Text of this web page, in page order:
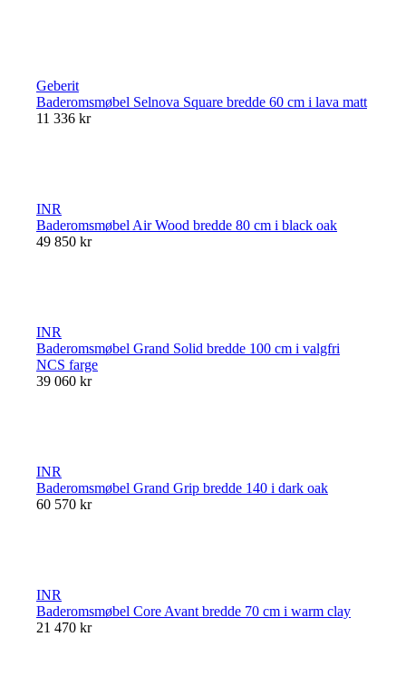
Geberit
Baderomsmøbel Selnova Square bredde 60 cm i lava matt
11 336 kr
INR
Baderomsmøbel Air Wood bredde 80 cm i black oak
49 850 kr
INR
Baderomsmøbel Grand Solid bredde 100 cm i valgfri
NCS farge
39 060 kr
INR
Baderomsmøbel Grand Grip bredde 140 i dark oak
60 570 kr
INR
Baderomsmøbel Core Avant bredde 70 cm i warm clay
21 470 kr